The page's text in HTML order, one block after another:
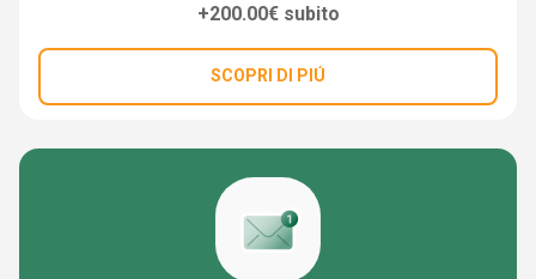
+200.00€ subito
SCOPRI DI PIÚ